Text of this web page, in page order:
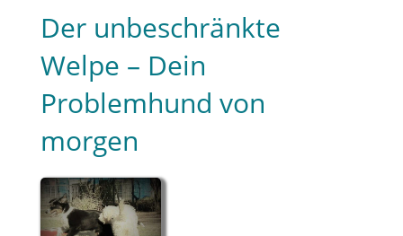
Der unbeschränkte
Welpe – Dein
Problemhund von
morgen